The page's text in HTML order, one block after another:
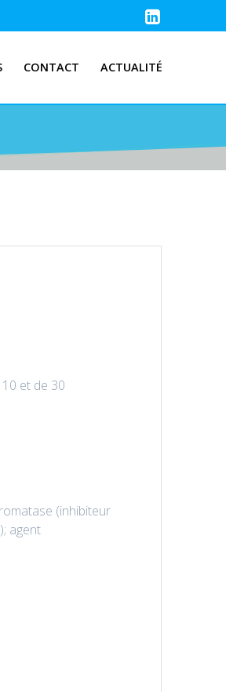
CONTACT ACTUALITÉ
et de 30
(inhibiteur
agent